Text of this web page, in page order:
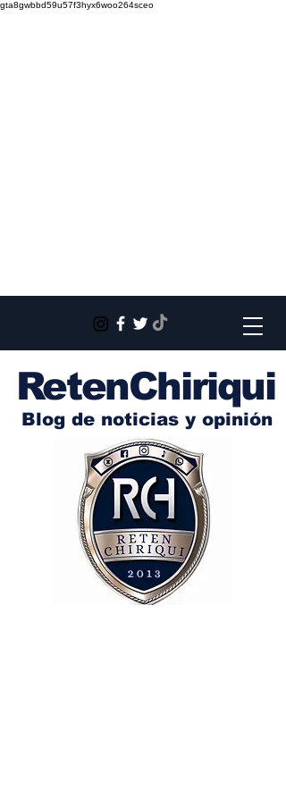
gta8gwbbd59u57f3hyx6woo264sceo
RetenChiriqui
Blog de noticias y opinión